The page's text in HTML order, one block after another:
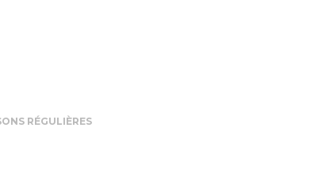
RÉGULIÈRES